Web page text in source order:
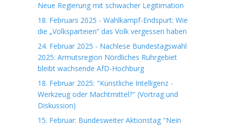
Neue Regierung mit schwacher Legitimation
18. Februars 2025 - Wahlkampf-Endspurt: Wie
die „Volksparteien“ das Volk vergessen haben
24. Februar 2025 - Nachlese Bundestagswahl
2025: Armutsregion Nördliches Ruhrgebiet
bleibt wachsende AfD-Hochburg
18. Februar 2025: "Künstliche Intelligenz -
Werkzeug oder Machtmittel?" (Vortrag und
Diskussion)
15. Februar: Bundesweiter Aktionstag "Nein